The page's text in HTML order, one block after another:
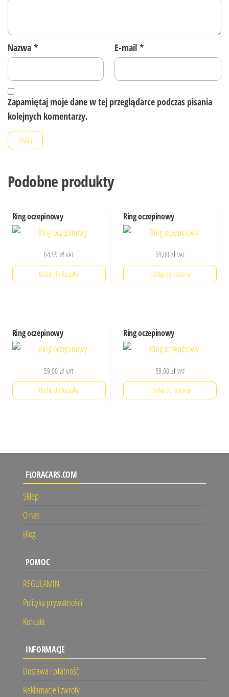
Nazwa * E-mail *
Zapamiętaj moje dane w tej przeglądarce podczas pisania
kolejnych komentarzy.
Podobne produkty
Ring oczepinowy
64,99zł VAT
Dodaj do koszyka
Ring oczepinowy
59,00zł VAT
Dodaj do koszyka
Ring oczepinowy
59,00zł VAT
Dodaj do koszyka
Ring oczepinowy
59,00zł VAT
Dodaj do koszyka
FLORACARS.COM
Sklep
O nas
Blog
POMOC
REGULAMIN
Polityka prywatności
Kontakt
INFORMACJE
Dostawa i płatność
Reklamacje i zwroty